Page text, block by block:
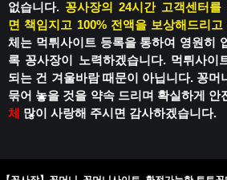
없습니다. 꽁사장의 24시간 고객센터
면책임지고 100% 전액을 보상해드리고
체는 먹튀사이트 등록을 통하여 영원히
록 꽁사장이 노력하겠습니다. 먹튀사이
되는 건 겨울바람 때문이 아닙니다. 꽁머
묶어 놓을 것을 약속 드리며 확실하게 안
체
많이 사랑해 주시면 감사하겠습니다.